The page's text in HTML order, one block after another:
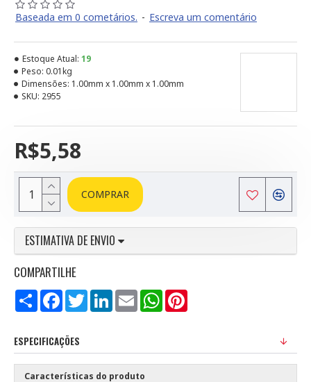
Baseada em 0 cometários. - Escreva um comentário
R$5,58
Estoque Atual: 19
Peso: 0.01kg
Dimensões: 1.00mm x 1.00mm x 1.00mm
SKU: 2955
COMPRAR
ESTIMATIVA DE ENVIO
COMPARTILHE
Compartilhar
FacebookTwitterLinkedInEmail WhatsApp
ESPECIFICAÇÕES
Características do produto